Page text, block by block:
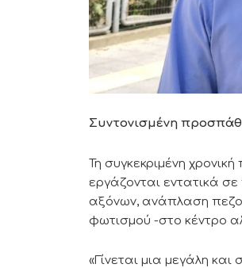
Συντονισμένη
Τη συγκεκριμένη
εργάζονται εντατικά
αξόνων, ανάπλαση
φωτισμού -στο κέντρο
«Γίνεται μια μεγάλη